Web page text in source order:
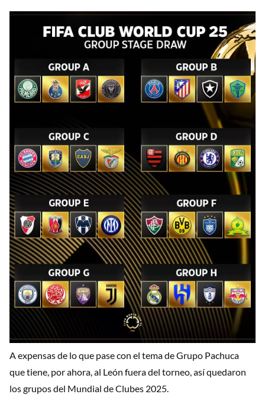
A expensas de lo que pase con el tema de Grupo Pachuca
que tiene, por ahora, al León fuera del torneo, así quedaron
los grupos del Mundial de Clubes 2025.